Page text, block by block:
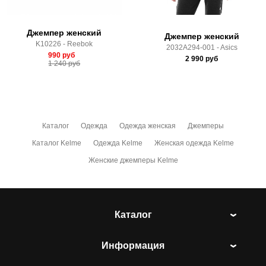
Джемпер женский
K10226 - Reebok
990 руб
1 240руб
Джемпер женский
2032A294-001 - Asics
2 990 руб
Каталог Одежда Одежда женская Джемперы
Каталог Kelme Одежда Kelme Женская одежда Kelme
Женские джемперы Kelme
Каталог
Информация